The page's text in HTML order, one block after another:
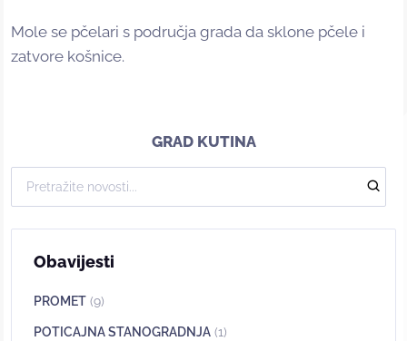
Mole se pčelari s područja grada da sklone pčele i
zatvore košnice.
GRAD KUTINA
Obavijesti
PROMET (9)
POTICAJNA STANOGRADNJA (1)